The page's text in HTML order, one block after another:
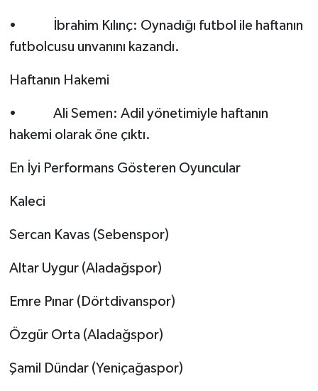
• İbrahim Kılınç: Oynadığı futbol ile haftanın
futbolcusu unvanını kazandı.
Haftanın Hakemi
• Ali Semen: Adil yönetimiyle haftanın
hakemi olarak öne çıktı.
En İyi Performans Gösteren Oyuncular
Kaleci
Sercan Kavas (Sebenspor)
Altar Uygur (Aladağspor)
Emre Pınar (Dörtdivanspor)
Özgür Orta (Aladağspor)
Şamil Dündar (Yeniçağaspor)